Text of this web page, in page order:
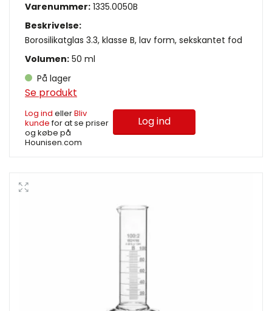
Varenummer: 1335.0050B
Beskrivelse:
Borosilikatglas 3.3, klasse B, lav form, sekskantet fod
Volumen: 50 ml
På lager
Se produkt
Log ind ellerBliv
kundefor at se priser
og købe på
Hounisen.com
Log ind